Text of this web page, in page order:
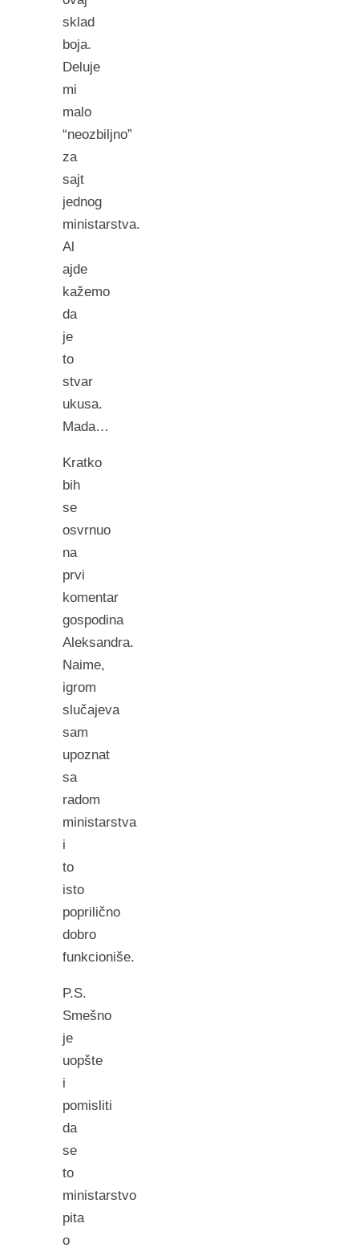
sklad
boja.
Deluje
mi
malo
“neozbiljno”
za
sajt
jednog
ministarstva.
Al
ajde
kažemo
da
je
to
stvar
ukusa.
Mada…
Kratko
bih
se
osvrnuo
na
prvi
komentar
gospodina
Aleksandra.
Naime,
igrom
slučajeva
sam
upoznat
sa
radom
ministarstva
i
to
isto
poprilično
dobro
funkcioniše.
P.S.
Smešno
je
uopšte
i
pomisliti
da
se
to
ministarstvo
pita
o